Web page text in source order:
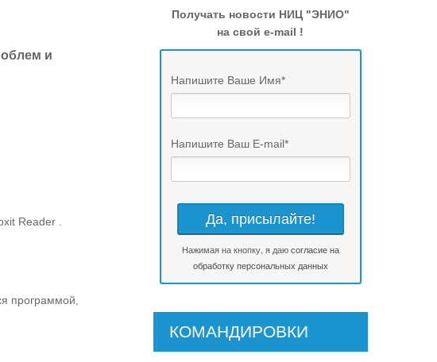
и
Reader .
программой,
Получать новости НИЦ "ЭНИО"
на свой e-mail !
Напишите Ваше Имя*
Напишите Ваш E-mail*
Нажимая на кнопку, я даюсогласие на
обработку персональных данных
КОМАНДИРОВКИ